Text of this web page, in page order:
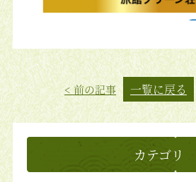
< 前の記事 一覧に戻る
カテゴリ